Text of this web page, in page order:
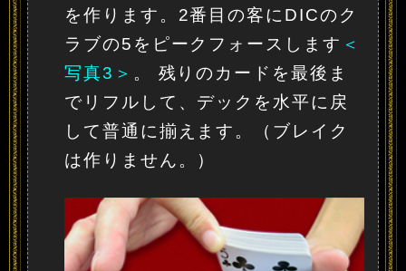
を作ります。2番目の客にDICのク
ラブの5をピークフォースします ＜
写真3＞ 。 残りのカードを最後ま
でリフルして、デックを水平に戻
して普通に揃えます。（ブレイク
は作りません。）